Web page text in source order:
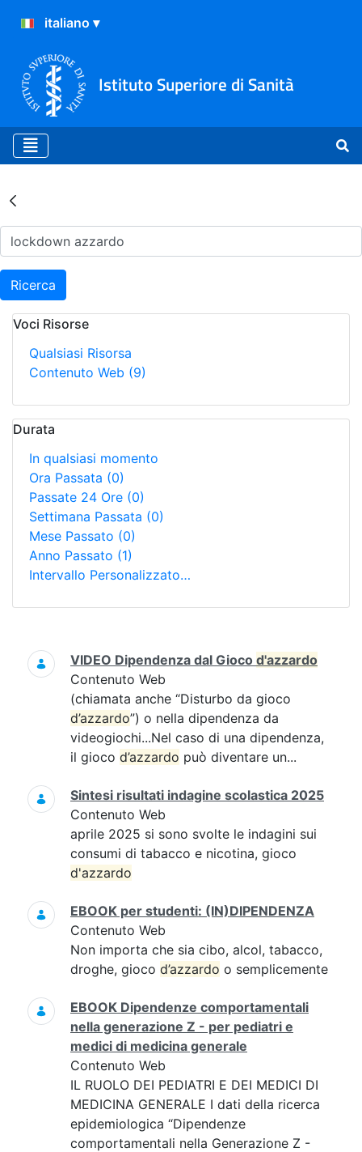
Istituto Superiore di Sanità
Risultati della Ricerca -
Ricerca
Voci Risorse
Qualsiasi Risorsa
Contenuto Web (9)
Durata
In qualsiasi momento
Ora Passata (0)
Passate 24 Ore (0)
Settimana Passata (0)
Mese Passato (0)
Anno Passato (1)
Intervallo Personalizzato…
Ricerca
VIDEO Dipendenza dal Gioco d'azzardo
Contenuto Web
(chiamata anche “Disturbo da gioco
d’azzardo”) o nella dipendenza da
videogiochi...Nel caso di una dipendenza,
il gioco d’azzardo può diventare un...
Sintesi risultati indagine scolastica 2025
Contenuto Web
aprile 2025 si sono svolte le indagini sui
consumi di tabacco e nicotina, gioco
d'azzardo
EBOOK per studenti: (IN)DIPENDENZA
Contenuto Web
Non importa che sia cibo, alcol, tabacco,
droghe, gioco d’azzardo o semplicemente
EBOOK Dipendenze comportamentali
nella generazione Z - per pediatri e
medici di medicina generale
Contenuto Web
IL RUOLO DEI PEDIATRI E DEI MEDICI DI
MEDICINA GENERALE I dati della ricerca
epidemiologica “Dipendenze
comportamentali nella Generazione Z -